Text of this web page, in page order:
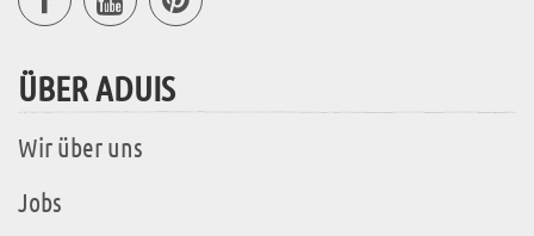
ÜBER ADUIS
Wir über uns
Jobs